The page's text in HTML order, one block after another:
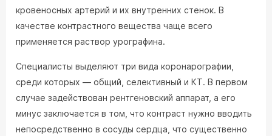
кровеносных артерий и их внутренних стенок. В
качестве контрастного вещества чаще всего
применяется раствор урографина.
Специалисты выделяют три вида коронарографии,
среди которых — общий, селективный и КТ. В первом
случае задействован рентгеновский аппарат, а его
минус заключается в том, что контраст нужно вводить
непосредственно в сосуды сердца, что существенно